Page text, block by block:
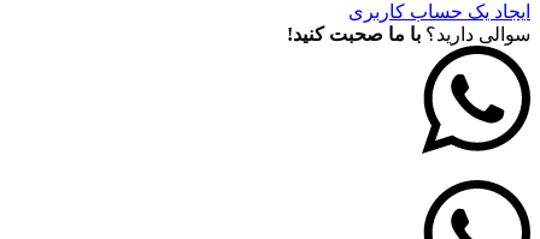
ایجاد یک حساب کاربری
سوالی دارید؟ با ما صحبت کنید!